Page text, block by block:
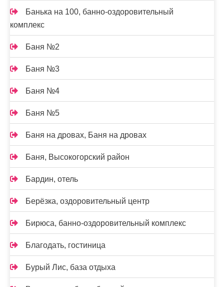
Банька на 100, банно-оздоровительный
комплекс
Баня №2
Баня №3
Баня №4
Баня №5
Баня на дровах, Баня на дровах
Баня, Высокогорский район
Бардин, отель
Берёзка, оздоровительный центр
Бирюса, банно-оздоровительный комплекс
Благодать, гостиница
Бурый Лис, база отдыха